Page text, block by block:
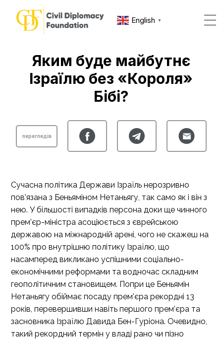
English ▼
Яким буде майбутнє
Ізраїлю без «Короля»
Бібі?
переглядів
Сучасна політика Держави Ізраїль нерозривно
пов’язана з Беньяміном Нетаньягу, так само як і він з
нею. У більшості випадків персона доки ще чинного
прем’єр-міністра асоціюється з єврейською
державою на міжнародній арені, чого не скажеш на
100% про внутрішню політику Ізраїлю, що
насамперед викликано успішними соціально-
економічними реформами та водночас складним
геополітичним становищем. Попри це Беньямін
Нетаньягу обіймає посаду прем’єра рекордні 13
років, перевершивши навіть першого прем’єра та
засновника Ізраїлю Давида Бен-Гуріона. Очевидно,
такий рекордний термін у владі рано чи пізно